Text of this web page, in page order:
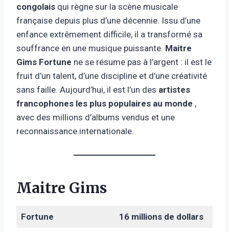
congolais qui règne sur la scène musicale
française depuis plus d’une décennie. Issu d’une
enfance extrêmement difficile, il a transformé sa
souffrance en une musique puissante. Maitre
Gims Fortune ne se résume pas à l’argent : il est le
fruit d’un talent, d’une discipline et d’une créativité
sans faille. Aujourd’hui, il est l’un des artistes
francophones les plus populaires au monde ,
avec des millions d’albums vendus et une
reconnaissance internationale.
Maitre Gims
Fortune 16 millions de dollars